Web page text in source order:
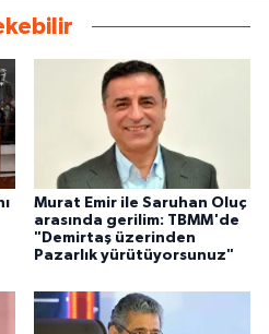
Murat Emir ile Saruhan Oluç
arasında gerilim: TBMM'de
"Demirtaş üzerinden
Pazarlık yürütüyorsunuz"